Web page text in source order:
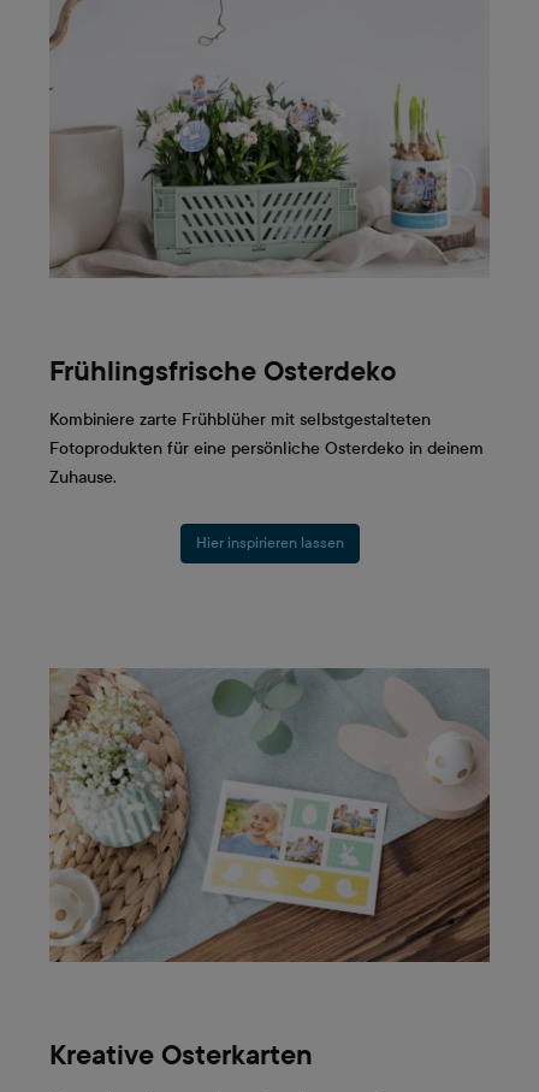
Frühlingsfrische Osterdeko
Kombiniere zarte Frühblüher mit selbstgestalteten
Fotoprodukten für eine persönliche Osterdeko in deinem
Zuhause.
Hier inspirieren lassen
Kreative Osterkarten